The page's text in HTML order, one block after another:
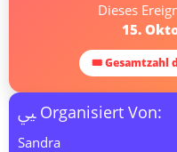
Dieses
15.
🎟 Gesamtzahl
Organisiert Von:
Sandra